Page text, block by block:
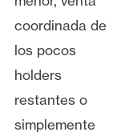
coordinada de
los pocos
holders
restantes o
simplemente